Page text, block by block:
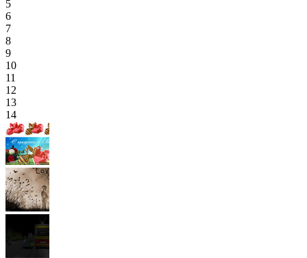
5
6
7
8
9
10
11
12
13
14